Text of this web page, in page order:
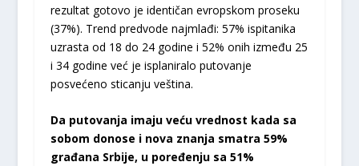
rezultat gotovo je identičan evropskom proseku
(37%). Trend predvode najmlađi: 57% ispitanika
uzrasta od 18 do 24 godine i 52% onih između 25
i 34 godine već je isplaniralo putovanje
posvećeno sticanju veština.
Da putovanja imaju veću vrednost kada sa
sobom donose i nova znanja smatra 59%
građana Srbije, u poređenju sa 51%